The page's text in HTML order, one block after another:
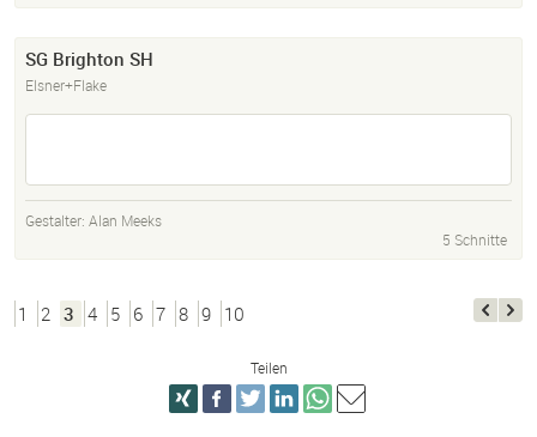
SG Brighton SH
Elsner+Flake
Gestalter: Alan Meeks
5 Schnitte
1 2 3 4 5 6 7 8 9 10
Teilen